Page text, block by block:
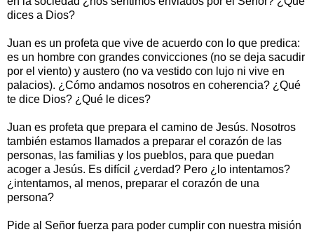
dices a Dios?
Juan es un profeta que vive de acuerdo con lo que predica:
es un hombre con grandes convicciones (no se deja sacudir
por el viento) y austero (no va vestido con lujo ni vive en
palacios). ¿Cómo andamos nosotros en coherencia? ¿Qué
te dice Dios? ¿Qué le dices?
Juan es profeta que prepara el camino de Jesús. Nosotros
también estamos llamados a preparar el corazón de las
personas, las familias y los pueblos, para que puedan
acoger a Jesús. Es difícil ¿verdad? Pero ¿lo intentamos?
¿intentamos, al menos, preparar el corazón de una
persona?
Pide al Señor fuerza para poder cumplir con nuestra misión